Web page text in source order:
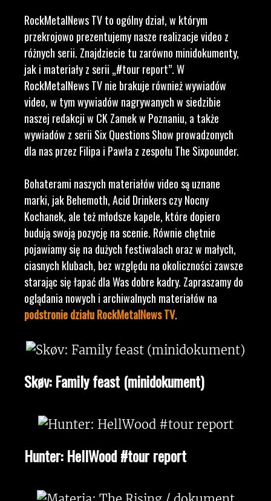
RockMetalNews TV to ogólny dział, w którym
przekrojowo prezentujemy nasze realizacje video z
różnych serii. Znajdziecie tu zarówno minidokumenty,
jak i materiały z serii „#tour report”. W
RockMetalNews TV nie brakuje również wywiadów
video, w tym wywiadów nagrywanych w siedzibie
naszej redakcji w CK Zamek w Poznaniu, a także
wywiadów z serii Six Questions Show prowadzonych
dla nas przez Filipa i Pawła z zespołu The Sixpounder.
Bohaterami naszych materiałów video są uznane
marki, jak Behemoth, Acid Drinkers czy Nocny
Kochanek, ale też młodsze kapele, które dopiero
budują swoją pozycję na scenie. Równie chętnie
pojawiamy się na dużych festiwalach oraz w małych,
ciasnych klubach, bez względu na okoliczności zawsze
starając się łapać dla Was dobre kadry. Zapraszamy do
oglądania nowych i archiwalnych materiałów na
podstronie działu RockMetalNews TV.
Skøv: Family feast (minidokument)
Hunter: HellWood #tour report